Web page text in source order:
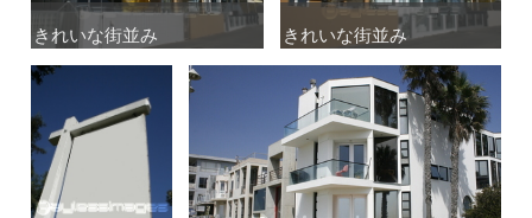
きれいな街並み
きれいな街並み きれいな街並み
きれいな街並み